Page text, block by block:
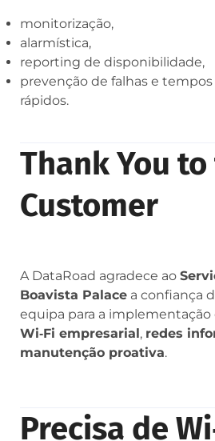
monitorização,
alarmística,
reporting de disponibilidade,
prevenção de falhas e
rápidos.
Thank You
Customer
A DataRoad agradece ao
Boavista Palace a confiança
equipa para a implementação
Wi‑Fi empresarial, redes
manutenção proativa.
Precisa de